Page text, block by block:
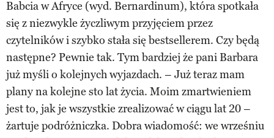
Babcia w Afryce (wyd. Bernardinum), która spotkała
się z niezwykle życzliwym przyjęciem przez
czytelników i szybko stała się bestsellerem. Czy będą
następne? Pewnie tak. Tym bardziej że pani Barbara
już myśli o kolejnych wyjazdach. – Już teraz mam
plany na kolejne sto lat życia. Moim zmartwieniem
jest to, jak je wszystkie zrealizować w ciągu lat 20 –
żartuje podróżniczka. Dobra wiadomość: we wrześniu